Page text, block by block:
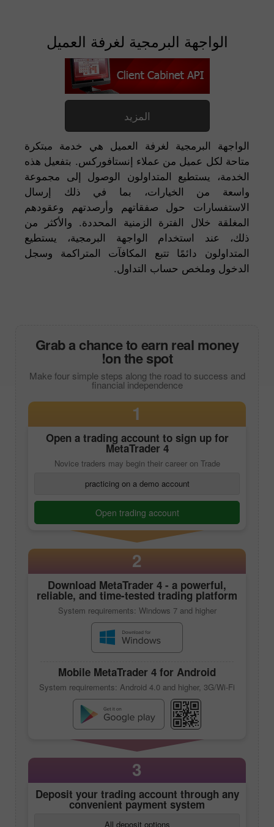
الواجهة البرمجية لغرفة العميل
المزيد
الواجهة البرمجية لغرفة العميل هي خدمة مبتكرة
متاحة لكل عميل من عملاء إنستافوركس. بتفعيل هذه
الخدمة، يستطيع المتداولون الوصول إلى مجموعة
واسعة من الخيارات، بما في ذلك إرسال
الاستفسارات حول صفقاتهم وأرصدتهم وعقودهم
المغلقة خلال الفترة الزمنية المحددة. والأكثر من
ذلك، عند استخدام الواجهة البرمجية، يستطيع
المتداولون دائمًا تتبع المكافآت المتراكمة وسجل
الدخول وملخص حساب التداول.
Grab a chance to earn real money
on the spot!
Make four simple steps along the road to success and
financial independence
1
Open a trading account to sign up for
MetaTrader 4
Novice traders may begin their career on Trade
practicing on a demo account
Open trading account
2
Download MetaTrader 4 - a powerful,
reliable, and time-tested trading platform
System requirements: Windows 7 and higher
Mobile MetaTrader 4 for Android
System requirements: Android 4.0 and higher, 3G/Wi-Fi
3
Deposit your trading account through any
convenient payment system
All deposit options